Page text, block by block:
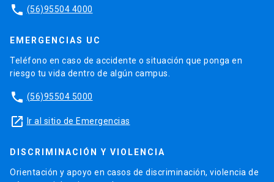
phone (56)95504 4000
EMERGENCIAS UC
Teléfono en caso de accidente o situación que ponga en
riesgo tu vida dentro de algún campus.
phone (56)95504 5000
launch Ir al sitio de Emergencias
DISCRIMINACIÓN Y VIOLENCIA
Orientación y apoyo en casos de discriminación, violencia de